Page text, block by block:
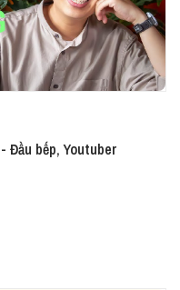
Đầu bếp, Youtuber